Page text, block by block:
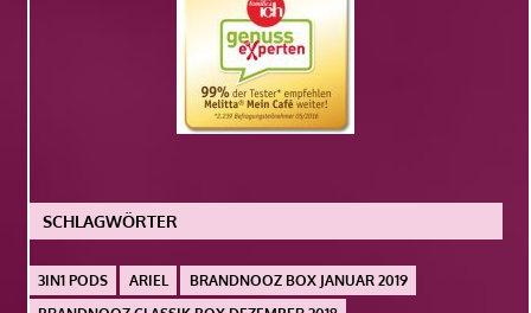
SCHLAGWÖRTER
3IN1 PODS ARIEL
BRANDNOOZ BOX JANUAR 2019